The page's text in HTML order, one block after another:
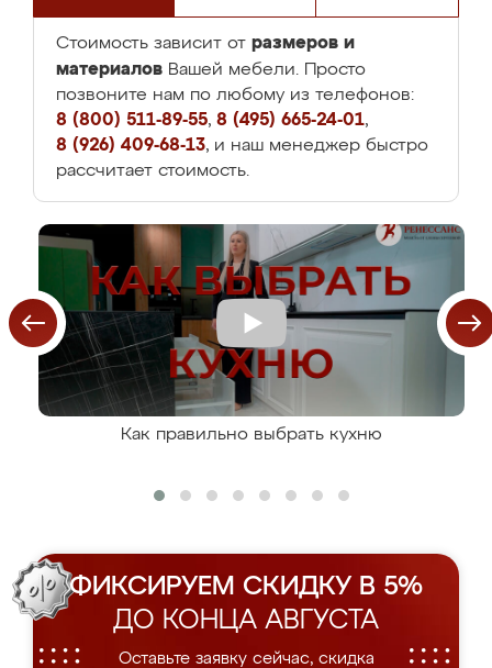
Стоимость зависит от размеров и
материалов Вашей мебели. Просто
позвоните нам по любому из телефонов:
8 (800) 511-89-55, 8 (495) 665-24-01,
8 (926) 409-68-13, и наш менеджер быстро
рассчитает стоимость.
Как правильно выбрать кухню
ФИКСИРУЕМ СКИДКУ В 5%
ДО КОНЦА АВГУСТА
Оставьте заявку сейчас, скидка